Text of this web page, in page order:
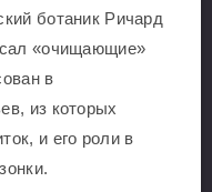
ботаник Ричард
«очищающие»
в
из которых
и его роли в